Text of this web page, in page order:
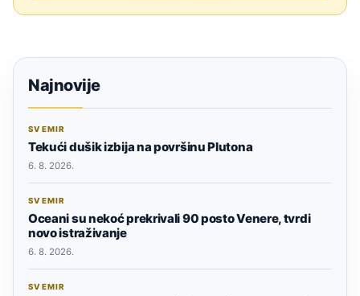
Najnovije
SVEMIR
Tekući dušik izbija na površinu Plutona
6. 8. 2026.
SVEMIR
Oceani su nekoć prekrivali 90 posto Venere, tvrdi
novo istraživanje
6. 8. 2026.
SVEMIR